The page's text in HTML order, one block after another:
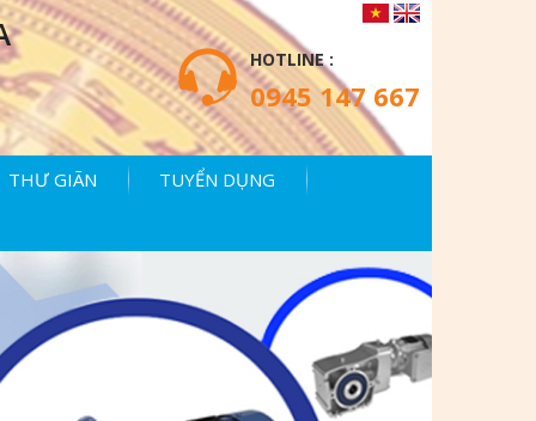
HOTLINE :
0945 147 667
THƯ GIÃN TUYỂN DỤNG